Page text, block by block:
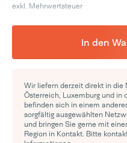
exkl. Mehrwertsteuer
In den
Wir liefern derzeit direkt in die
Österreich, Luxemburg und in
befinden sich in einem
sorgfältig ausgewählten
und bringen Sie gerne mit
Region in Kontakt. Bitte